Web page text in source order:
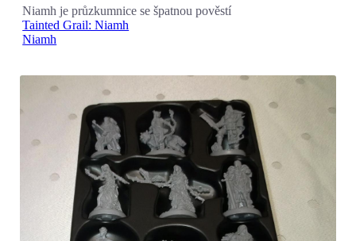
Niamh je průzkumnice se špatnou pověstí
Tainted Grail: Niamh
Niamh